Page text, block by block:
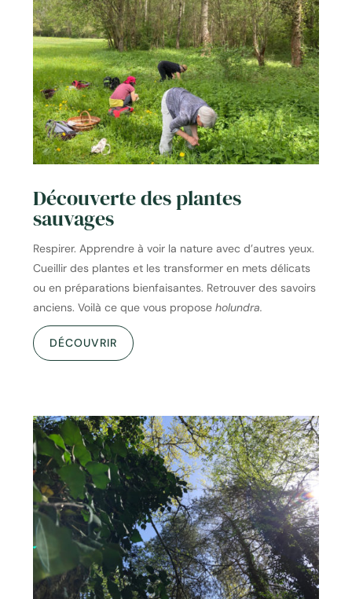
Découverte des plantes
sauvages
Respirer. Apprendre à voir la nature avec d’autres yeux.
Cueillir des plantes et les transformer en mets délicats
ou en préparations bienfaisantes. Retrouver des savoirs
anciens. Voilà ce que vous proposeholundra.
DÉCOUVRIR